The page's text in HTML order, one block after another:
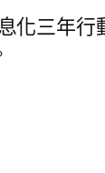
化三年